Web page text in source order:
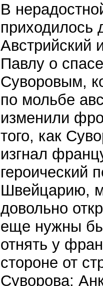
В
приходилось
Австрийский
Павлу о
Суворовым,
по мольбе
изменили
того, как
изгнал
героический
Швейцарию,
довольно
еще нужны
отнять у
стороне от
Суворова: